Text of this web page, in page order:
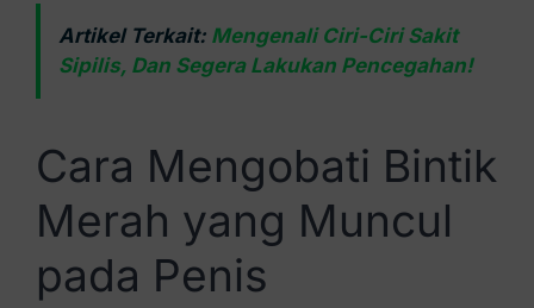
Artikel Terkait: Mengenali Ciri-Ciri Sakit
Sipilis, Dan Segera Lakukan Pencegahan!
Cara Mengobati Bintik
Merah yang Muncul
pada Penis